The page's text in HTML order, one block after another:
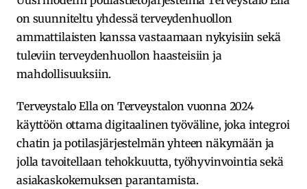
on suunniteltu yhdessä terveydenhuollon
ammattilaisten kanssa vastaamaan nykyisiin sekä
tuleviin terveydenhuollon haasteisiin ja
mahdollisuuksiin.
Terveystalo Ella on Terveystalon vuonna 2024
käyttöön ottama digitaalinen työväline, joka integroi
chatin ja potilasjärjestelmän yhteen näkymään ja
jolla tavoitellaan tehokkuutta, työhyvinvointia sekä
asiakaskokemuksen parantamista.